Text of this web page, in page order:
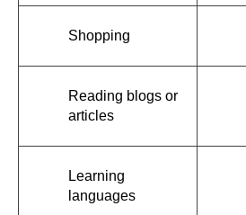
Shopping
Reading blogs or
articles
Learning
languages